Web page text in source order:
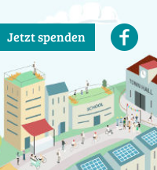
Jetzt spenden